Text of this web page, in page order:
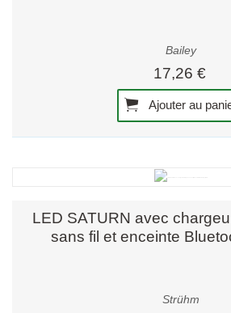
Bailey
17,26 €
Ajouter au
LED SATURN avec
sans fil et enceinte
Strühm